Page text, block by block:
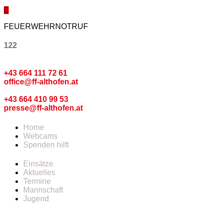
FEUERWEHRNOTRUF
122
+43 664 111 72 61
office@ff-althofen.at
+43 664 410 99 53
presse@ff-althofen.at
Home
Webcams
Spenden hilft
Einsätze
Aktuelles
Termine
Mannschaft
Jugend